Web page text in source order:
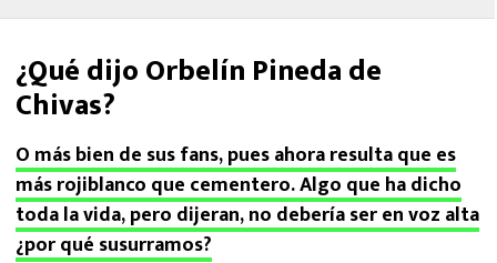
¿Qué dijo Orbelín Pineda de
Chivas?
O más bien de sus fans, pues ahora resulta que es
más rojiblanco que cementero. Algo que ha dicho
toda la vida, pero dijeran, no debería ser en voz alta
¿por qué susurramos?